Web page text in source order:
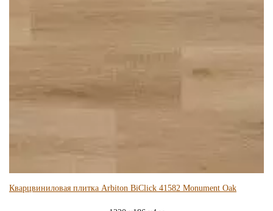
Кварцвиниловая плитка Arbiton BiClick 41582 Monument Oak